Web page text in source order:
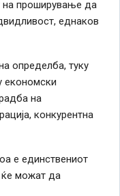
на проширување да
еднаков
определба, туку
економски
на
конкурентна
е единствениот
ќе можат да